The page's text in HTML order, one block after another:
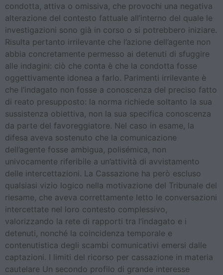
condotta, attiva o omissiva, che provochi una negativa
alterazione del contesto fattuale all’interno del quale le
investigazioni sono già in corso o si potrebbero iniziare.
Risulta pertanto irrilevante che l’azione dell’agente non
abbia concretamente permesso ai detenuti di sfuggire
alle indagini: ciò che conta è che la condotta fosse
oggettivamente idonea a farlo. Parimenti irrilevante è
che l’indagato non fosse a conoscenza del preciso fatto
di reato presupposto: la norma richiede soltanto la sua
sussistenza obiettiva, non la sua specifica conoscenza
da parte del favoreggiatore. Nel caso in esame, la
difesa aveva sostenuto che la comunicazione
dell’agente fosse ambigua, polisémica, non
univocamente riferibile a un’attività di avvistamento
delle intercettazioni. La Cassazione ha però escluso
qualsiasi vizio logico nella motivazione del Tribunale del
riesame, che aveva correttamente letto le conversazioni
intercettate nel loro contesto complessivo,
valorizzando la rete di rapporti tra l’indagato e i
detenuti, nonché la coincidenza temporale e
contenutistica degli scambi comunicativi emersi dalle
captazioni. I limiti del ricorso per cassazione in materia
cautelare Un secondo profilo di grande interesse